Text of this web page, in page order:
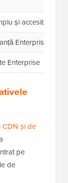
și accesibil
Enterprise
Enterprise
CDN și de
pe
de